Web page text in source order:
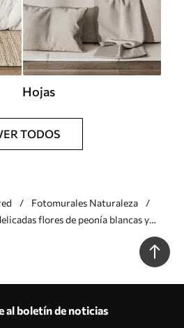
Hojas
TODOS
Fotomurales Naturaleza
flores de peonía blancas y
al boletín de noticias